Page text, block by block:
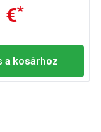
€*
a kosárhoz